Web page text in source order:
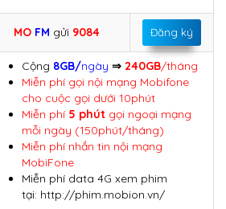
MO FM gửi 9084 Đăng ký
Cộng 8GB/ngày ⇒ 240GB/tháng
Miễn phí gọi nội mạng Mobifone
cho cuộc gọi dưới 10phút
Miễn phí 5 phút gọi ngoại mạng
mỗi ngày (150phút/tháng)
Miễn phí nhắn tin nội mạng
MobiFone
Miễn phí data 4G xem phim
tại: http://phim.mobion.vn/